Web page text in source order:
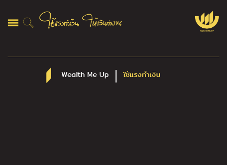
Wealth Me Up ใช้แรงทำเงิน